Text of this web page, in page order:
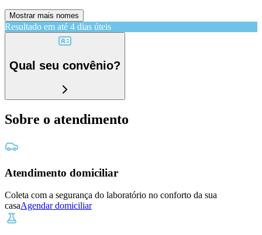
Mostrar mais nomes
Resultado em até 4 dias úteis
Qual seu convênio?
Sobre o atendimento
Atendimento domiciliar
Coleta com a segurança do laboratório no conforto da sua
casaAgendar domiciliar